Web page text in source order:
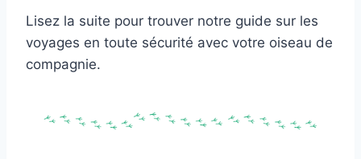
Lisez la suite pour trouver notre guide sur les
voyages en toute sécurité avec votre oiseau de
compagnie.